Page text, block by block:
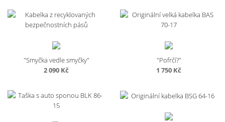
"Smyčka vedle smyčky"
2 090 Kč
"Pofrčí?"
1 750 Kč